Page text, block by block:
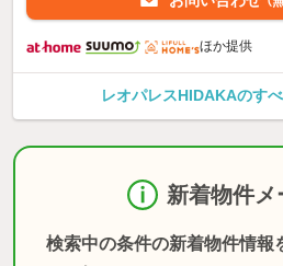
ほか提供
レオパレスHIDAKAのす
新着物件メ
検索中の条件の新着物件情報